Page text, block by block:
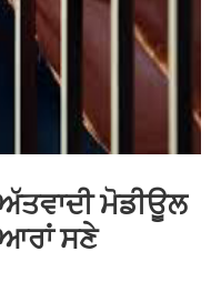
ਮੋਡੀਊਲ
ਸਣੇ